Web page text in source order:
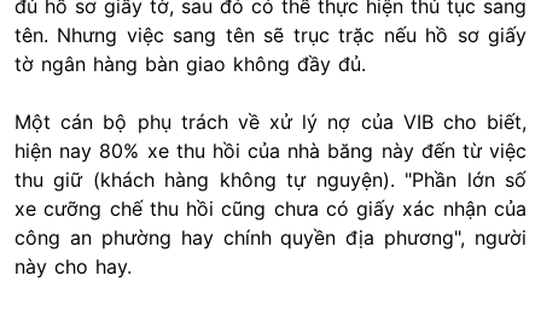
đủ hồ sơ giấy tờ, sau đó có thể thực hiện thủ tục sang
tên. Nhưng việc sang tên sẽ trục trặc nếu hồ sơ giấy
tờ ngân hàng bàn giao không đầy đủ.
Một cán bộ phụ trách về xử lý nợ của VIB cho biết,
hiện nay 80% xe thu hồi của nhà băng này đến từ việc
thu giữ (khách hàng không tự nguyện). "Phần lớn số
xe cưỡng chế thu hồi cũng chưa có giấy xác nhận của
công an phường hay chính quyền địa phương", người
này cho hay.